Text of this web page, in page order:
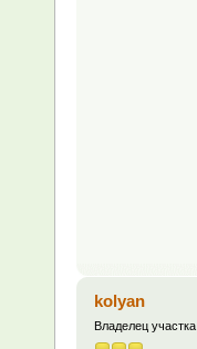
kolyan
Владелец участка